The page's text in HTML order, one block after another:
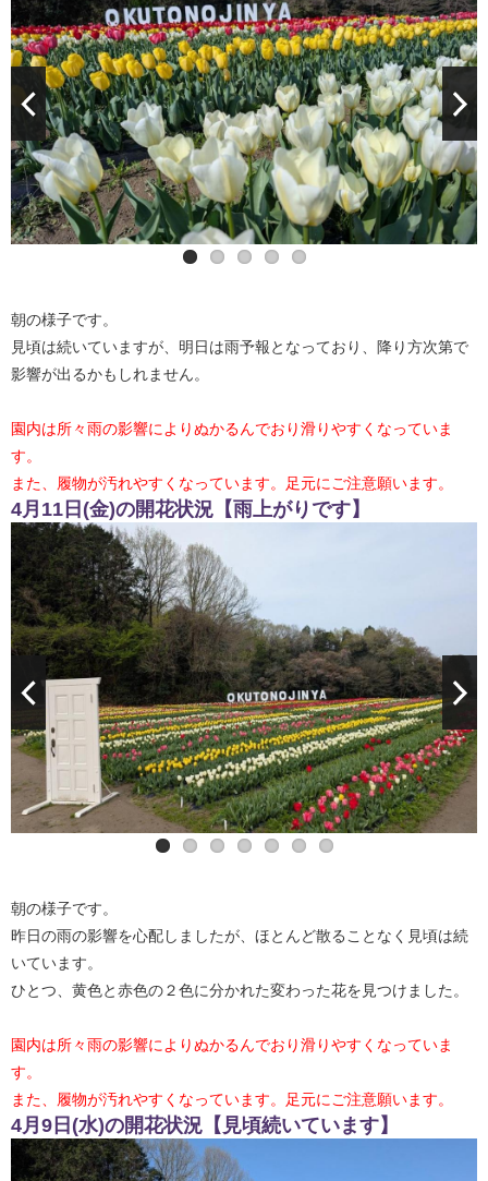
朝の様子です。
見頃は続いていますが、明日は雨予報となっており、降り方次第で
影響が出るかもしれません。
園内は所々雨の影響によりぬかるんでおり滑りやすくなっていま
す。
また、履物が汚れやすくなっています。足元にご注意願います。
4月11日(金)の開花状況【雨上がりです】
朝の様子です。
昨日の雨の影響を心配しましたが、ほとんど散ることなく見頃は続
いています。
ひとつ、黄色と赤色の２色に分かれた変わった花を見つけました。
園内は所々雨の影響によりぬかるんでおり滑りやすくなっていま
す。
また、履物が汚れやすくなっています。足元にご注意願います。
4月9日(水)の開花状況【見頃続いています】